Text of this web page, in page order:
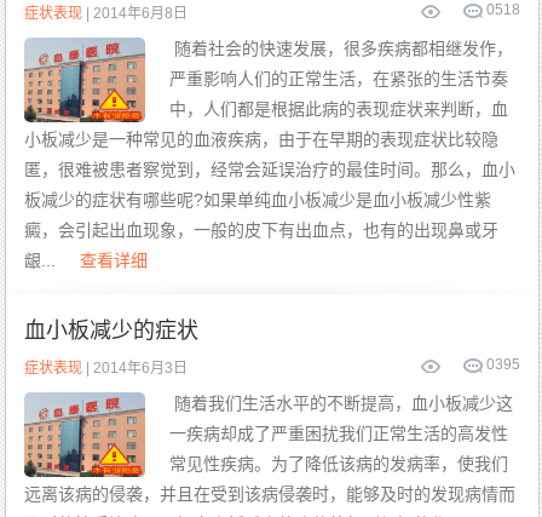
518
0
症状表现 | 2014年6月8日
随着社会的快速发展，很多疾病都相继发作，
严重影响人们的正常生活，在紧张的生活节奏
中，人们都是根据此病的表现症状来判断，血
小板减少是一种常见的血液疾病，由于在早期的表现症状比较隐
匿，很难被患者察觉到，经常会延误治疗的最佳时间。那么，血小
板减少的症状有哪些呢?如果单纯血小板减少是血小板减少性紫
癜，会引起出血现象，一般的皮下有出血点，也有的出现鼻或牙
龈...
查看详细
血小板减少的症状
395
0
症状表现 | 2014年6月3日
随着我们生活水平的不断提高，血小板减少这
一疾病却成了严重困扰我们正常生活的高发性
常见性疾病。为了降低该病的发病率，使我们
远离该病的侵袭，并且在受到该病侵袭时，能够及时的发现病情而